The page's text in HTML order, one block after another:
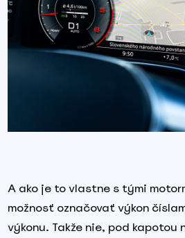
A ako je to vlastne s tými
možnosť označovať výkon
výkonu. Takže nie, pod kapotou